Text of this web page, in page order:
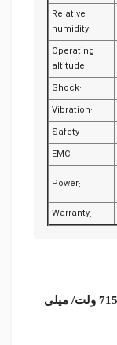
Relative
humidity:
Operating
altitude:
Shock:
Vibration:
Safety:
EMC:
Power:
Warranty:
نمای کلی محصول: کالیبراتور حلقه فلوک 715 ولت/ میلی